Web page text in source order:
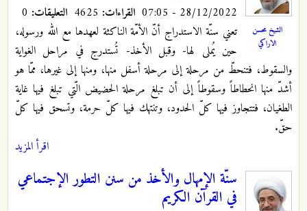
الشيخ محسن
الاراكي
28/12/2022 - 07:05 القراءات: التعليقات:
تعني سنّة الاستدراج أنّ الأمّة الناكثة لعهدها مع الله ورسوله،
حين يُملى لها- وقبل الأخذ- تُستدرج في مراحل الغواية
والسقوط، فتنحطّ من مرحلة إلى مرحلة أسفل منها، ومنها إلى غيرها، ممّا هو
أشدّ منها انحطاطاً وسقوطاً إلى أن تبلغ مرحلة الحضيض الّتي تبلغ فيها غاية
الطغيان، فتتجاوز فيها كلّ الحدود، وتنتهك فيها كلّ حرمة، وتسحق فيها كلّ
حقّ.
اقرأ المزيد
سنّة الإمهال والأخذ من سنن التطور الإجتماعي
في القرآن الكريم